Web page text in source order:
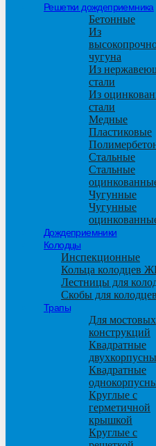
Решетки дождеприемника
Бетонные
Из
чугуна
Из
стали
Из
стали
Медные
Пластиковые
Стальные
Стальные
Чугунные
Чугунные
Дождеприемники
Колодцы
Инспекционные
Кольца колодцев
Лестницы для
Скобы для колодцев
Трапы
Для мостовых
конструкций
Квадратные
Квадратные
Круглые с
герметичной
крышкой
Круглые с